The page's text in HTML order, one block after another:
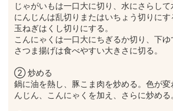
じゃがいもは一口大に切り、水にさらして
にんじんは乱切りまたはいちょう切りにす
玉ねぎはくし切りにする。
こんにゃくは一口大にちぎるか切り、下ゆ
さつま揚げは食べやすい大きさに切る。
② 炒める
鍋に油を熱し、豚こま肉を炒める。色が
んじん、こんにゃくを加え、さらに炒める